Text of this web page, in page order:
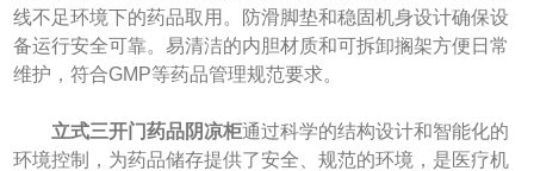
线不足环境下的药品取用。防滑脚垫和稳固机身设计确保设
备运行安全可靠。易清洁的内胆材质和可拆卸搁架方便日常
维护，符合GMP等药品管理规范要求。
立式三开门药品阴凉柜通过科学的结构设计和智能化的
环境控制，为药品储存提供了安全、规范的环境，是医疗机